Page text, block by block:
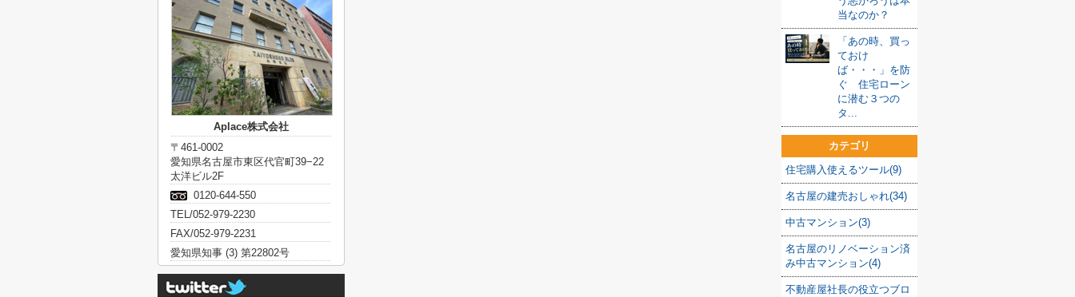
当なのか？
「あの時、買っ
ておけ
ば・・・」を防
ぐ 住宅ローン
に潜む３つの
タ...
カテゴリ
住宅購入使えるツール(9)
名古屋の建売おしゃれ(34)
中古マンション(3)
名古屋のリノベーション済
み中古マンション(4)
不動産屋社長の役立つブロ
Aplace株式会社
〒461-0002
愛知県名古屋市東区代官町39−22
太洋ビル2F
0120-644-550
TEL/052-979-2230
FAX/052-979-2231
愛知県知事 (3) 第22802号